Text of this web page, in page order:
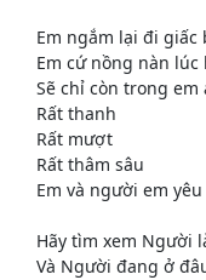
Em ngắm lại đi giấc
Em cứ nồng nàn lúc
Sẽ chỉ còn trong em
Rất thanh
Rất mượt
Rất thâm sâu
Em và người em
Hãy tìm xem Người
Và Người đang ở